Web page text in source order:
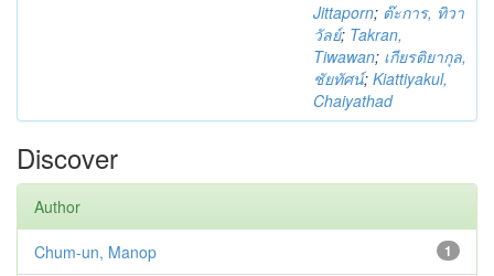
Jittaporn; ต๊ะการ, ทิวา
วัลย์; Takran,
Tiwawan; เกียรติยากุล,
ชัยทัศน์; Kiattiyakul,
Chaiyathad
Discover
Author
1
Chum-un, Manop